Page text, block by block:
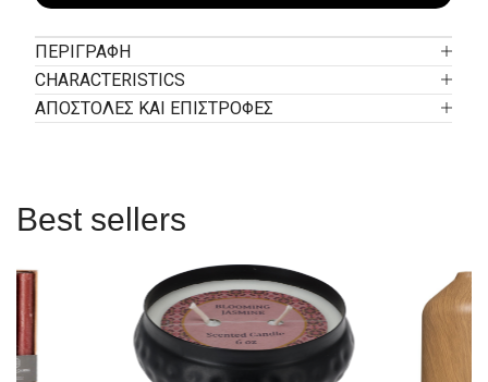
ΠΕΡΙΓΡΑΦΉ
CHARACTERISTICS
ΑΠΟΣΤΟΛΕΣ ΚΑΙ ΕΠΙΣΤΡΟΦΕΣ
Best sellers